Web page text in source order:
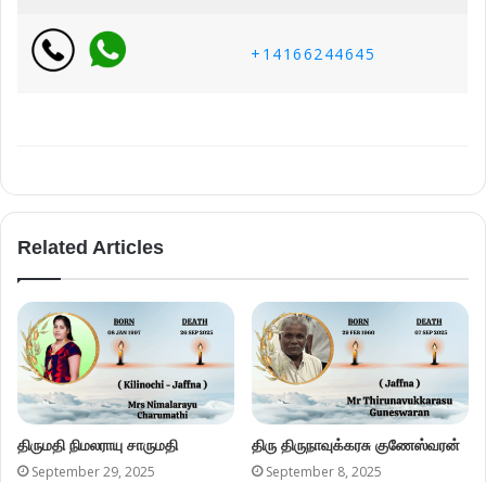
+14166244645
Related Articles
திருமதி நிமலராயு சாருமதி
September 29, 2025
திரு திருநாவுக்கரசு குணேஸ்வரன்
September 8, 2025